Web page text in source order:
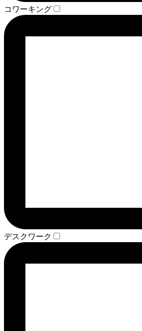
コワーキング
デスクワーク